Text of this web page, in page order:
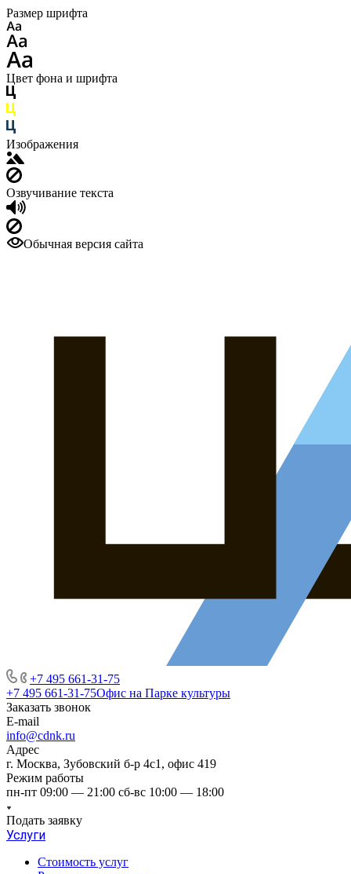
Размер шрифта
Цвет фона и шрифта
Изображения
Озвучивание текста
Обычная версия сайта
+7 495 661-31-75
+7 495 661-31-75Офис на Парке культуры
Заказать звонок
E-mail
info@cdnk.ru
Адрес
г. Москва, Зубовский б-р 4с1, офис 419
Режим работы
пн-пт 09:00 — 21:00 сб-вс 10:00 — 18:00
Подать заявку
Услуги
Стоимость услуг